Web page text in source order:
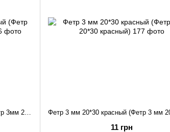
Фетр 3мм 20*30 светло-розовый (Фетр 3мм 20*30 светло-розовый)
11 грн